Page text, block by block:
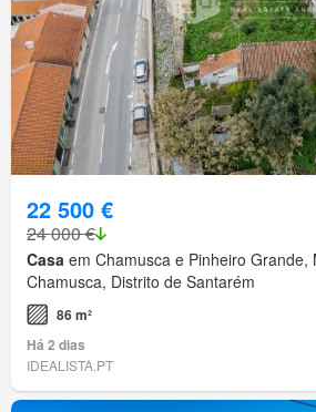
22 500 €
24 000 €
Casa em Chamusca e Pinheiro Grande,
Chamusca, Distrito de Santarém
86 m²
Há 2 dias
IDEALISTA.PT